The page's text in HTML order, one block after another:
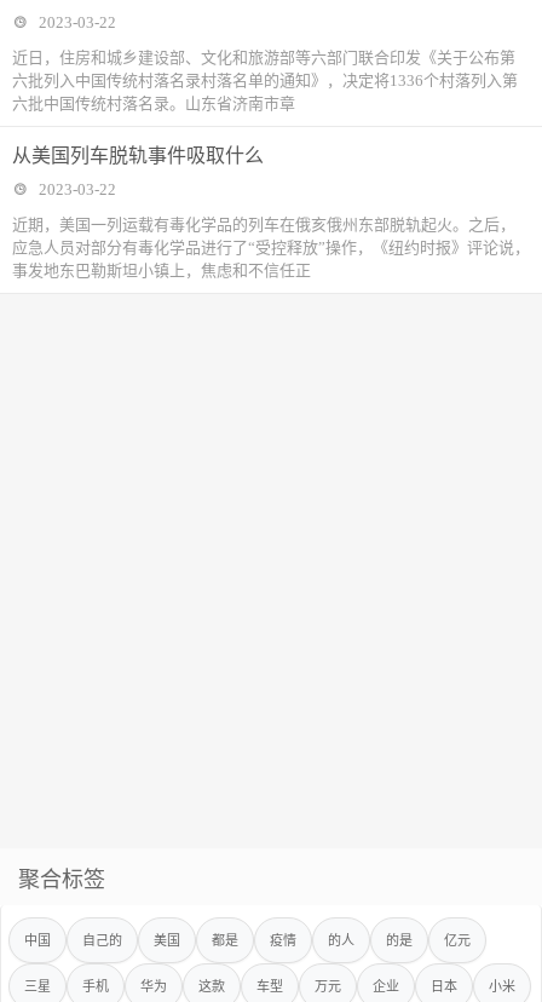
2023-03-22
近日，住房和城乡建设部、文化和旅游部等六部门联合印发《关于公布第
六批列入中国传统村落名录村落名单的通知》，决定将1336个村落列入第
六批中国传统村落名录。山东省济南市章
从美国列车脱轨事件吸取什么
2023-03-22
近期，美国一列运载有毒化学品的列车在俄亥俄州东部脱轨起火。之后，
应急人员对部分有毒化学品进行了“受控释放”操作，《纽约时报》评论说，
事发地东巴勒斯坦小镇上，焦虑和不信任正
聚合标签
中国 自己的 美国 都是 疫情 的人 的是 亿元
三星 手机 华为 这款 车型 万元 企业 日本 小米